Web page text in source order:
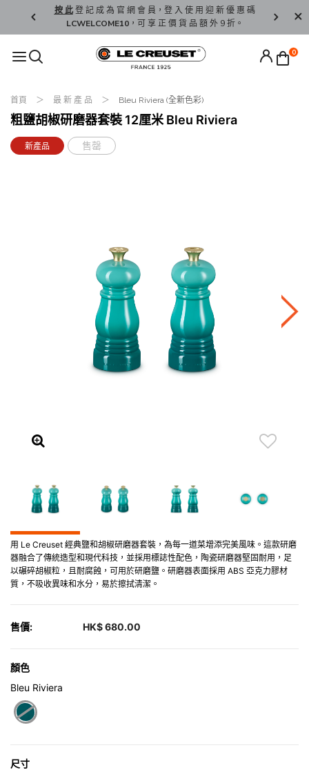
按 此登 記 成 為 官 網 會 員，登 入 使 用 迎 新 優 惠 碼
LCWELCOME10，可 享 正 價 貨 品 額 外 9 折。
香 港 / 澳
0
首頁 最 新 產 品 Bleu Riviera (全新色彩)
粗鹽胡椒研磨器套裝 12厘米 Bleu Riviera
新產品 售罄
用 Le Creuset 經典鹽和胡椒研磨器套裝，為每一道菜增添完美風味。這款研磨
器融合了傳統造型和現代科技，並採用標誌性配色，陶瓷研磨器堅固耐用，足
以碾碎胡椒粒，且耐腐蝕，可用於研磨鹽。研磨器表面採用 ABS 亞克力膠材
質，不吸收異味和水分，易於擦拭清潔。
售價: HK$ 680.00
顏色
Bleu Riviera
尺寸